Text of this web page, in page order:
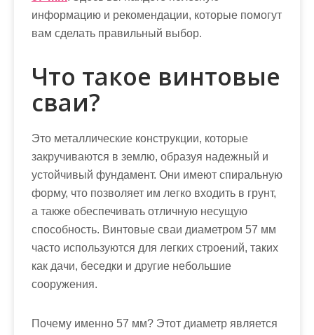
информацию и рекомендации, которые помогут
вам сделать правильный выбор.
Что такое винтовые
сваи?
Это металлические конструкции, которые
закручиваются в землю, образуя надежный и
устойчивый фундамент. Они имеют спиральную
форму, что позволяет им легко входить в грунт,
а также обеспечивать отличную несущую
способность. Винтовые сваи диаметром 57 мм
часто используются для легких строений, таких
как дачи, беседки и другие небольшие
сооружения.
Почему именно 57 мм? Этот диаметр является